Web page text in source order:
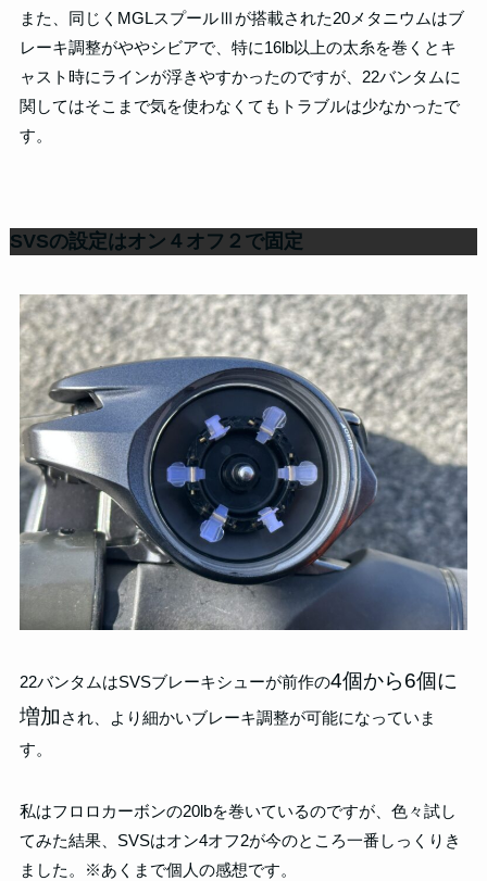
また、同じくMGLスプールⅢが搭載された20メタニウムはブ
レーキ調整がややシビアで、特に16lb以上の太糸を巻くとキ
ャスト時にラインが浮きやすかったのですが、22バンタムに
関してはそこまで気を使わなくてもトラブルは少なかったで
す。
SVSの設定はオン４オフ２で固定
22バンタムはSVSブレーキシューが前作の4個から6個に
増加 され、より細かいブレーキ調整が可能になっていま
す。
私はフロロカーボンの20lbを巻いているのですが、色々試し
てみた結果、SVSはオン4オフ2が今のところ一番しっくりき
ました。※あくまで個人の感想です。